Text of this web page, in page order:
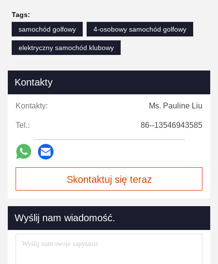
Tags:
samochód golfowy
4-osobowy samochód golfowy
elektryczny samochód klubowy
Kontakty
Kontakty: Ms. Pauline Liu
Tel.: 86--13546943585
Skontaktuj się teraz
Wyślij nam wiadomość.